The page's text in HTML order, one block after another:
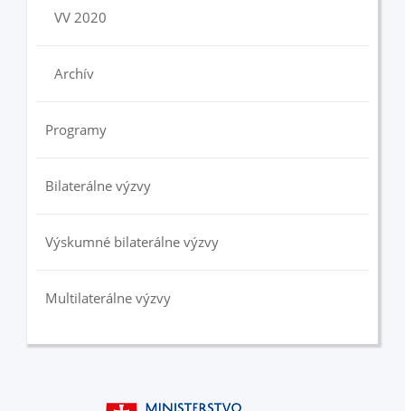
VV 2020
Archív
Programy
Bilaterálne výzvy
Výskumné bilaterálne výzvy
Multilaterálne výzvy